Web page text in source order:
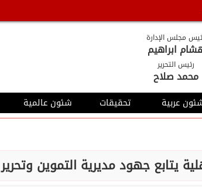
مجلس الإدارة
ابراهيم
رئيس التحرير
محمد صلاح
عربية تحقيقات شئون عالمية
جهود مديرية التموين وتحرير 538 مخالفة